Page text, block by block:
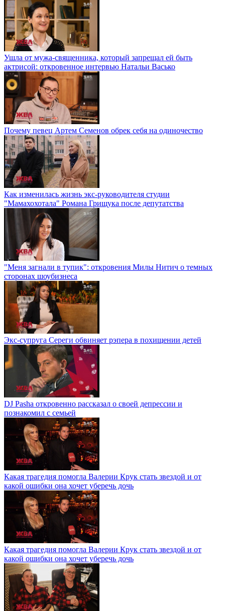
Ушла от мужа-священника, который запрещал ей быть
актрисой: откровенное интервью Натальи Васько
Почему певец Артем Семенов обрек себя на одиночество
Как изменилась жизнь экс-руководителя студии
"Мамахохотала" Романа Грищука после депутатства
"Меня загнали в тупик": откровения Милы Нитич о темных
сторонах шоубизнеса
Экс-супруга Сереги обвиняет рэпера в похищении детей
DJ Pasha откровенно рассказал о своей депрессии и
познакомил с семьей
Какая трагедия помогла Валерии Крук стать звездой и от
какой ошибки она хочет уберечь дочь
Какая трагедия помогла Валерии Крук стать звездой и от
какой ошибки она хочет уберечь дочь